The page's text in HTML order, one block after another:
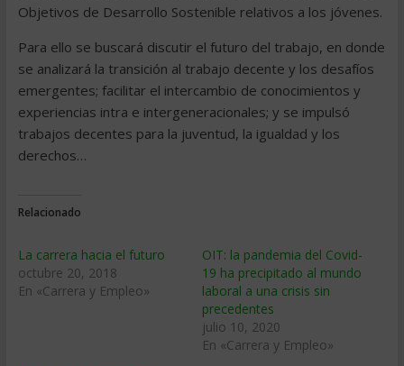
Objetivos de Desarrollo Sostenible relativos a los jóvenes.
Para ello se buscará discutir el futuro del trabajo, en donde
se analizará la transición al trabajo decente y los desafíos
emergentes; facilitar el intercambio de conocimientos y
experiencias intra e intergeneracionales; y se impulsó
trabajos decentes para la juventud, la igualdad y los
derechos…
Relacionado
La carrera hacia el futuro
octubre 20, 2018
En «Carrera y Empleo»
OIT: la pandemia del Covid-
19 ha precipitado al mundo
laboral a una crisis sin
precedentes
julio 10, 2020
En «Carrera y Empleo»